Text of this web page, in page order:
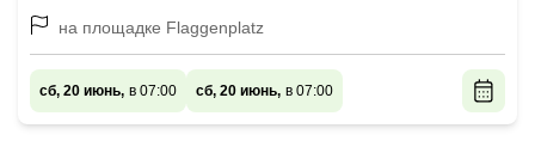
на площадке Flaggenplatz
сб, 20 июнь, в 07:00 сб, 20 июнь, в 07:00